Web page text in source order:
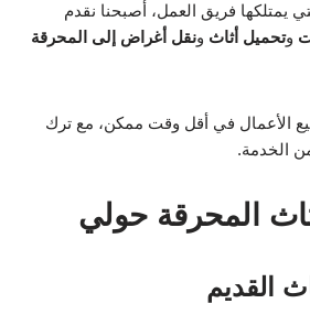
يمتلكها فريق العمل، أصبحنا نقدم
وتحميل أثاث ونقل أغراض إلى المحرقة
الأعمال في أقل وقت ممكن، مع ترك
من الخدمة.
المحرقة حولي
القديم